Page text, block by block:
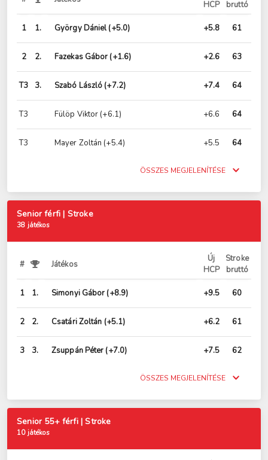
HCP
bruttó
1 1. György Dániel(+5.0) +5.8 61
2 2. Fazekas Gábor (+1.6) +2.6 63
T3 3. Szabó László (+7.2) +7.4 64
T3 Fülöp Viktor(+6.1) +6.6 64
T3 Mayer Zoltán(+5.4) +5.5 64
ÖSSZES MEGJELENÍTÉSE
Senior férfi | Stroke
38 játékos
# Játékos
Új
HCP
Stroke
bruttó
1 1. Simonyi Gábor (+8.9) +9.5 60
2 2. Csatári Zoltán (+5.1) +6.2 61
3 3. Zsuppán Péter (+7.0) +7.5 62
ÖSSZES MEGJELENÍTÉSE
Senior 55+ férfi | Stroke
10 játékos